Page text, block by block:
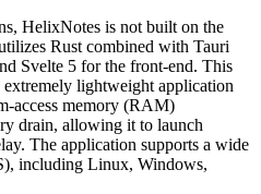
HelixNotes is not built on the
Rust combined with Tauri
Svelte 5 for the front-end. This
lightweight application
access memory (RAM)
drain, allowing it to launch
The application supports a wide
including Linux, Windows,